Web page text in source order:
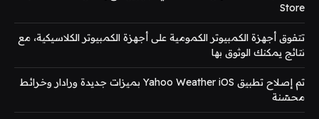
Store
تتفوق أجهزة الكمبيوتر الكمومية على أجهزة الكمبيوتر الكلاسيكية، مع
نتائج يمكنك الوثوق بها
تم إصلاح تطبيق Yahoo Weather iOS بميزات جديدة ورادار وخرائط
محسّنة